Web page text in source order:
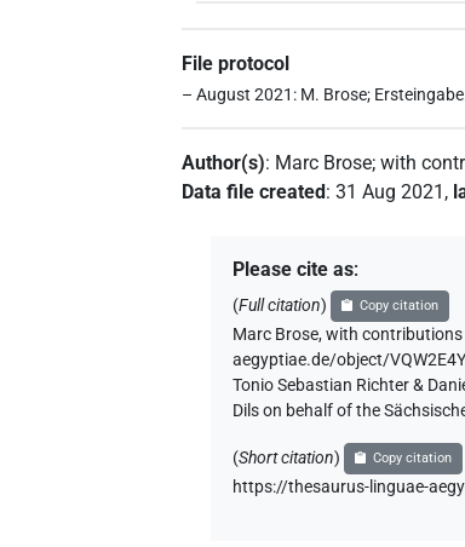
File protocol
– August 2021: M. Brose;
Author(s): Marc Brose;with
Data file created :31 Aug 2021 ,
Please cite as:
(Full citation) Copy citation
Marc Brose,with contributions
aegyptiae.de/object/
Tonio Sebastian Richter &
Dils on behalf of the
(Short citation) Copy citation
https://thesaurus-linguae-